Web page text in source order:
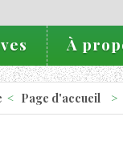
À
Page d'accueil